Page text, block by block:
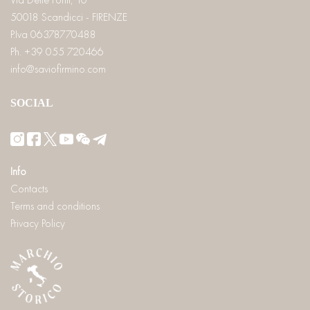
50018 Scandicci - FIRENZE
P.Iva 06378770488
Ph. +39 055 720466
info@saviofirmino.com
SOCIAL
Info
Contacts
Terms and conditions
Privacy Policy